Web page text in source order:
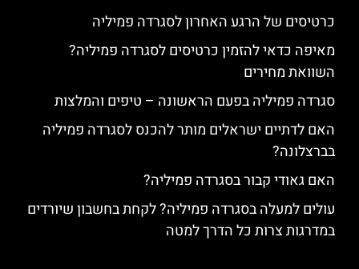
כרטיסים של הרגע האחרון לסגרדה פמיליה
מאיפה כדאי להזמין כרטיסים לסגרדה פמיליה?
השוואת מחירים
סגרדה פמיליה בפעם הראשונה – טיפים והמלצות
האם לדתיים ישראלים מותר להכנס לסגרדה פמיליה
בברצלונה?
האם גאודי קבור בסגרדה פמיליה?
עולים למעלה בסגרדה פמיליה? לקחת בחשבון שיורדים
במדרגות צרות כל הדרך למטה